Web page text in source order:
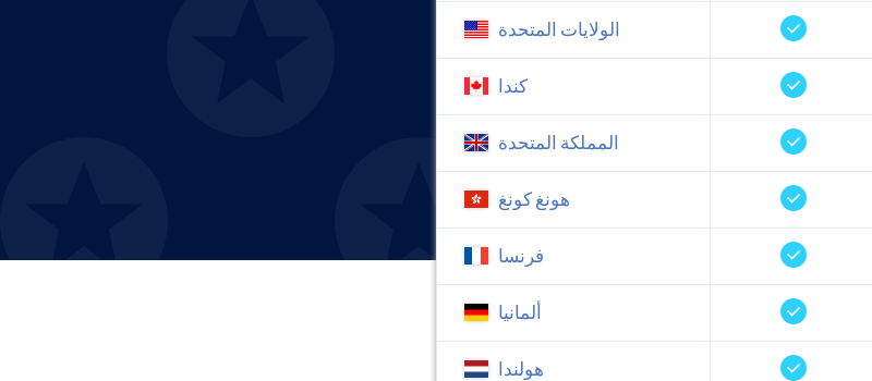
الولايات المتحدة
كندا
المملكة المتحدة
هونغ كونغ
فرنسا
ألمانيا
هولندا